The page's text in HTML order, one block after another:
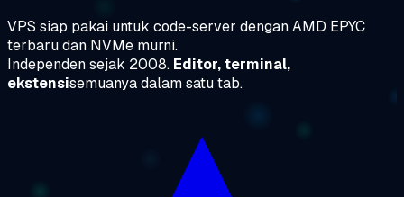
VPS siap pakai untuk code-server dengan AMD EPYC
terbaru dan NVMe murni.
Independen sejak 2008. Editor, terminal,
ekstensisemuanya dalam satu tab.